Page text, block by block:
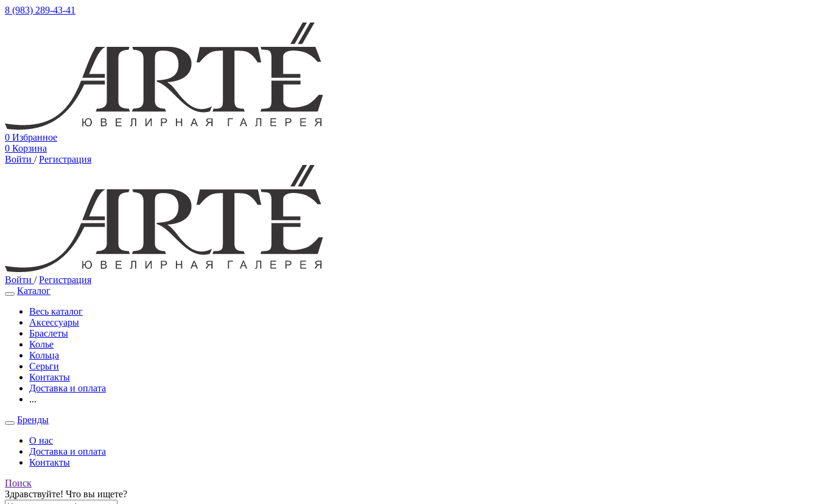
8 (983) 289-43-41
0 Избранное
0 Корзина
Войти / Регистрация
Войти / Регистрация
Каталог
Весь каталог
Аксессуары
Браслеты
Колье
Кольца
Серьги
Контакты
Доставка и оплата
...
Бренды
О нас
Доставка и оплата
Контакты
Поиск
Здравствуйте! Что вы ищете?